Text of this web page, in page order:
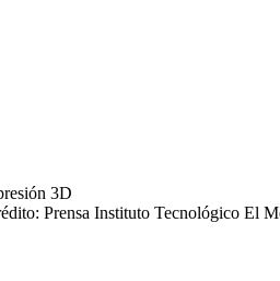
Prensa Instituto Tecnológico El